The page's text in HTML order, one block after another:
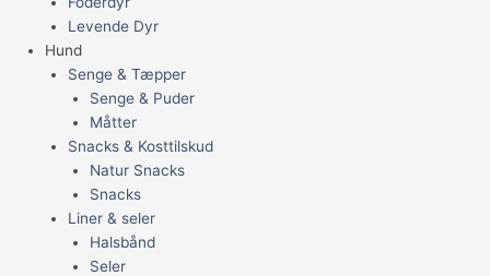
Levende Dyr
Hund
Senge & Tæpper
Senge & Puder
Måtter
Snacks & Kosttilskud
Natur Snacks
Snacks
Liner & seler
Halsbånd
Seler